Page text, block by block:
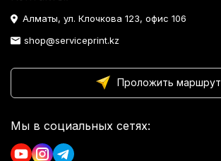
Алматы, ул. Клочкова 123, офис 106
shop@serviceprint.kz
Проложить маршрут
Мы в социальных сетях: